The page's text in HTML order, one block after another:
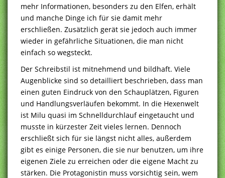
mehr Informationen, besonders zu den Elfen, erhält
und manche Dinge ich für sie damit mehr
erschließen. Zusätzlich gerät sie jedoch auch immer
wieder in gefährliche Situationen, die man nicht
einfach so wegsteckt.
Der Schreibstil ist mitnehmend und bildhaft. Viele
Augenblicke sind so detailliert beschrieben, dass man
einen guten Eindruck von den Schauplätzen, Figuren
und Handlungsverläufen bekommt. In die Hexenwelt
ist Milu quasi im Schnelldurchlauf eingetaucht und
musste in kürzester Zeit vieles lernen. Dennoch
erschließt sich für sie längst nicht alles, außerdem
gibt es einige Personen, die sie nur benutzen, um ihre
eigenen Ziele zu erreichen oder die eigene Macht zu
stärken. Die Protagonistin muss vorsichtig sein, wem